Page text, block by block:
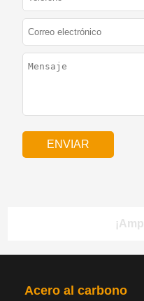
PRODUCTOS NAV
Acero al carbono